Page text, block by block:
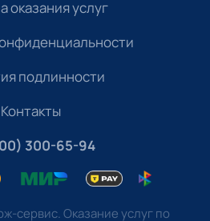
оказания услуг
подлинности
Контакты
300-65-94
сервис. Оказание услуг по